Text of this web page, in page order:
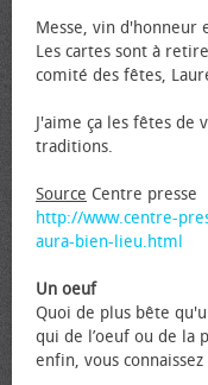
Messe, vin d'honneur
Les cartes sont à
comité des fêtes,
J'aime ça les fêtes de
traditions.
Source Centre presse
http://www.centre-
aura-bien-lieu.html
Un œuf
Quoi de plus bête
qui de l’œuf ou de la
enfin, vous